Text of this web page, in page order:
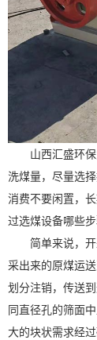
山西汇盛环
洗煤量，尽量选
消费不要闲置，
过选煤设备哪些
简单来说，
采出来的原煤运
划分注销，传送
同直径孔的筛面
大的块状需求经